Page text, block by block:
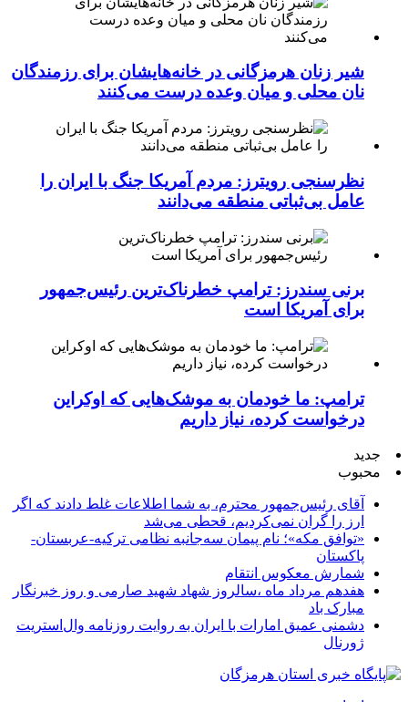
شیر زنان هرمزگانی در خانه‌هایشان برای رزمندگان
نان محلی و میان وعده درست می‌کنند
نظرسنجی رویترز: مردم آمریکا جنگ با ایران را
عامل بی‌ثباتی منطقه می‌دانند
برنی سندرز: ترامپ خطرناک‌ترین رئیس‌جمهور
برای آمریکا است
ترامپ: ما خودمان به موشک‌هایی که اوکراین
درخواست کرده، نیاز داریم
جدید
محبوب
آقای رئیس‌جمهور محترم، به شما اطلاعات غلط دادند که اگر
ارز را گران نمی‌کردیم، قحطی می‌شد
«توافق مکه»؛ نام پیمان سه‌جانبه نظامی ترکیه-عربستان-
پاکستان
شمارش معکوس انتقام
هفدهم مرداد ماه ،سالروز شهاد شهید صارمی و روز خبرنگار
مبارک باد
دشمنی عمیق امارات با ایران به روایت روزنامه وال‌استریت
ژورنال